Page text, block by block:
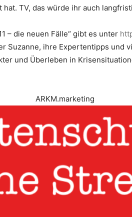
TV, das würde ihr auch
– die neuen Fälle“ gibt es unter
Suzanne, ihre Expertentipps und
und Überleben in
ARKM.marketing